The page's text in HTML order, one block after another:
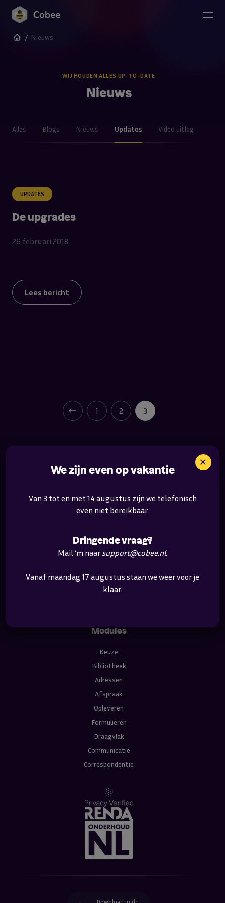
Naar de content
/ Nieuws
WIJ HOUDEN ALLES UP-TO-DATE
Nieuws
Alles Blogs Nieuws Updates Video uitleg
UPDATES
De upgrades
26 februari 2018
Lees bericht
1 2 3
Werken bij
Contact
Voor wie
Renovatie & verduurzaming
Infra
Modules
Keuze
Bibliotheek
Adressen
Afspraak
Opleveren
Formulieren
Draagvlak
Communicatie
Correspondentie
We zijn even op vakantie
Van 3 tot en met 14 augustus zijn we telefonisch
even niet bereikbaar.
Dringende vraag?
Mail ‘m naar support@cobee.nl.
Vanaf maandag 17 augustus staan we weer voor je
klaar.
×